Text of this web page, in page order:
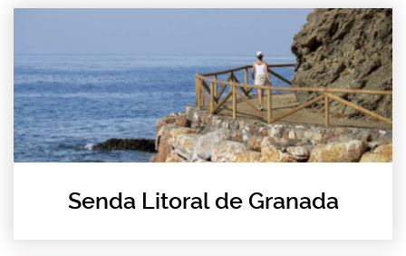
Senda Litoral de Granada